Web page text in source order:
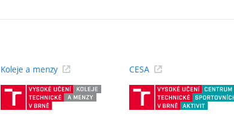
Koleje a menzy
(externí
CESA